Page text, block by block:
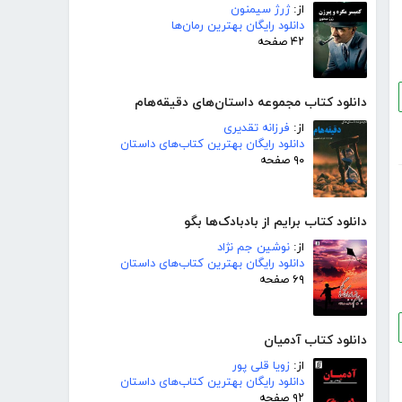
از:ژرژ سیمنون
دانلود رایگان بهترین رمان‌ها
۴۲ صفحه
دانلود کتاب مجموعه داستان‌های دقیقه‌هام
از: فرزانه تقدیری
دانلود رایگان بهترین کتاب‌های داستان
۹۰ صفحه
دانلود کتاب برایم از بادبادک‌ها بگو
از: نوشین جم نژاد
دانلود رایگان بهترین کتاب‌های داستان
۶۹ صفحه
دانلود کتاب آدمیان
از: زویا قلی پور
دانلود رایگان بهترین کتاب‌های داستان
۹۲ صفحه